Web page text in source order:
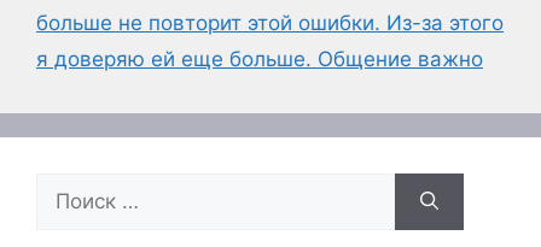
больше не повторит этой ошибки. Из-за этого
я доверяю ей еще больше. Общение важно
Поиск: